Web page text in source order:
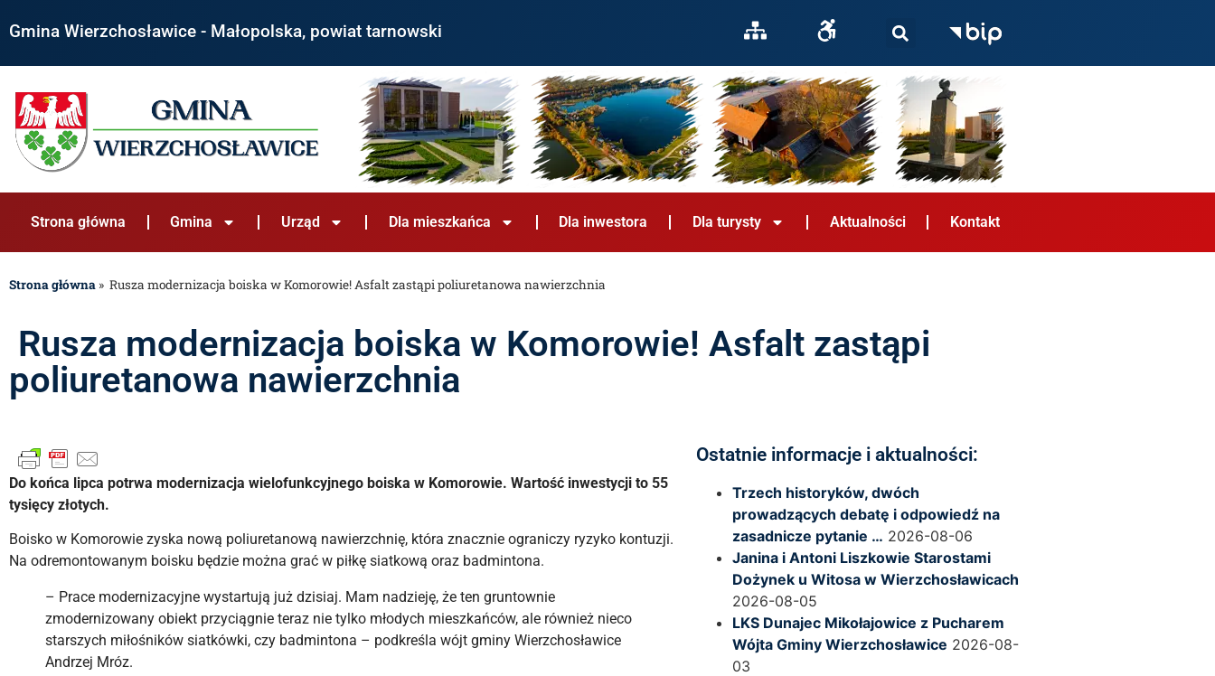
Gmina Wierzchosławice - Małopolska, powiat tarnowski
Strona główna Gmina Urząd Dla mieszkańca Dla inwestora Dla turysty Aktualności Kontakt
Strona główna » Rusza modernizacja boiska w Komorowie! Asfalt zastąpi poliuretanowa nawierzchnia
Rusza modernizacja boiska w Komorowie! Asfalt zastąpi
poliuretanowa nawierzchnia
Do końca lipca potrwa modernizacja wielofunkcyjnego boiska w Komorowie. Wartość inwestycji to 55
tysięcy złotych.
Boisko w Komorowie zyska nową poliuretanową nawierzchnię, która znacznie ograniczy ryzyko kontuzji.
Na odremontowanym boisku będzie można grać w piłkę siatkową oraz badmintona.
– Prace modernizacyjne wystartują już dzisiaj. Mam nadzieję, że ten gruntownie
zmodernizowany obiekt przyciągnie teraz nie tylko młodych mieszkańców, ale również nieco
starszych miłośników siatkówki, czy badmintona – podkreśla wójt gminy Wierzchosławice
Andrzej Mróz.
Ostatnie informacje i aktualności:
Trzech historyków, dwóch
prowadzących debatę i odpowiedź na
zasadnicze pytanie … 2026-08-06
Janina i Antoni Liszkowie Starostami
Dożynek u Witosa w Wierzchosławicach
2026-08-05
LKS Dunajec Mikołajowice z Pucharem
Wójta Gminy Wierzchosławice 2026-08-
03